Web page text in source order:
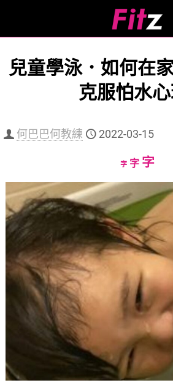
兒童學泳．如何在
克服怕水
何巴巴何教練 2022-03-15
字Decrease
size.
字Reset
size.
字